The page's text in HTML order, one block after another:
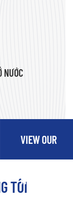
NƯỚC
VIEW OUR
MORE
TÔI